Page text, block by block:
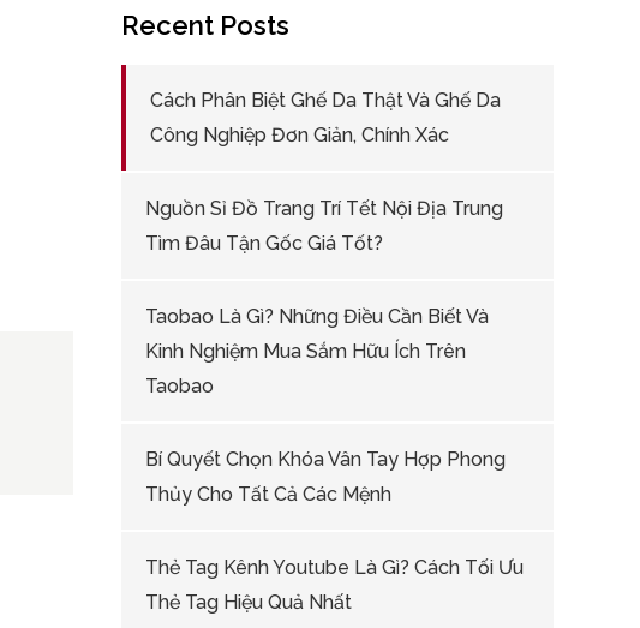
Recent Posts
Cách Phân Biệt Ghế Da Thật Và Ghế Da
Công Nghiệp Đơn Giản, Chính Xác
Nguồn Sỉ Đồ Trang Trí Tết Nội Địa Trung
Tìm Đâu Tận Gốc Giá Tốt?
Taobao Là Gì? Những Điều Cần Biết Và
Kinh Nghiệm Mua Sắm Hữu Ích Trên
Taobao
Bí Quyết Chọn Khóa Vân Tay Hợp Phong
Thủy Cho Tất Cả Các Mệnh
Thẻ Tag Kênh Youtube Là Gì? Cách Tối Ưu
Thẻ Tag Hiệu Quả Nhất